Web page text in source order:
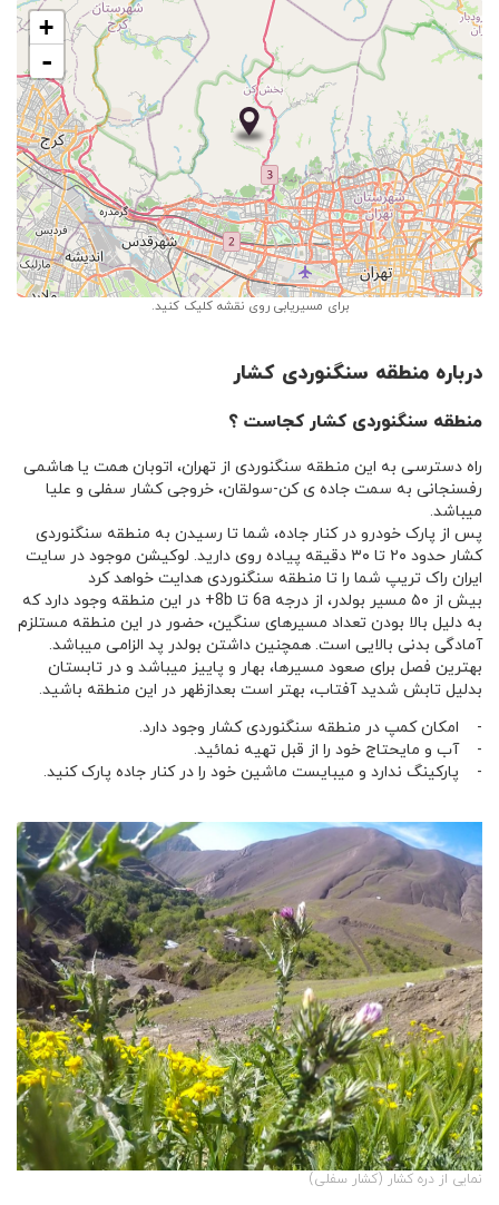
+
-
Leaflet| ©OpenStreetMap
برای مسیریابی روی نقشه کلیک کنید.
درباره منطقه سنگنوردی کشار
منطقه سنگنوردی کشار کجاست ؟
راه دسترسی به این منطقه سنگنوردی از تهران، اتوبان همت یا هاشمی
رفسنجانی به سمت جاده ی کن-سولقان، خروجی کشار سفلی و علیا
میباشد.
پس از پارک خودرو در کنار جاده، شما تا رسیدن به منطقه سنگنوردی
کشار حدود ۲۰ تا ۳۰ دقیقه پیاده روی دارید. لوکیشن موجود در سایت
ایران راک تریپ شما را تا منطقه سنگنوردی هدایت خواهد کرد
بیش از ۵۰ مسیر بولدر، از درجه 6a تا 8b+ در این منطقه وجود دارد که
به دلیل بالا بودن تعداد مسیرهای سنگین، حضور در این منطقه مستلزم
آمادگی بدنی بالایی است. همچنین داشتن بولدر پد الزامی میباشد.
بهترین فصل برای صعود مسیرها، بهار و پاییز میباشد و در تابستان
بدلیل تابش شدید آفتاب، بهتر است بعدازظهر در این منطقه باشید.
- امکان کمپ در منطقه سنگنوردی کشار وجود دارد.
- آب و مایحتاج خود را از قبل تهیه نمائید.
- پارکینگ ندارد و میبایست ماشین خود را در کنار جاده پارک کنید.
نمایی از دره کشار (کشار سفلی)